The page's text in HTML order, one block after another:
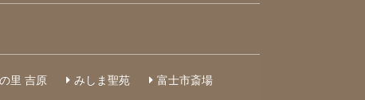
里 吉原 みしま聖苑 富士市斎場